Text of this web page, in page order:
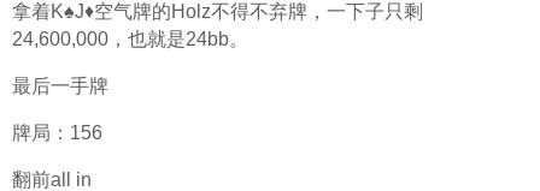
拿着K♠J♦空气牌的Holz不得不弃牌，一下子只剩
24,600,000，也就是24bb。
最后一手牌
牌局：156
翻前all in